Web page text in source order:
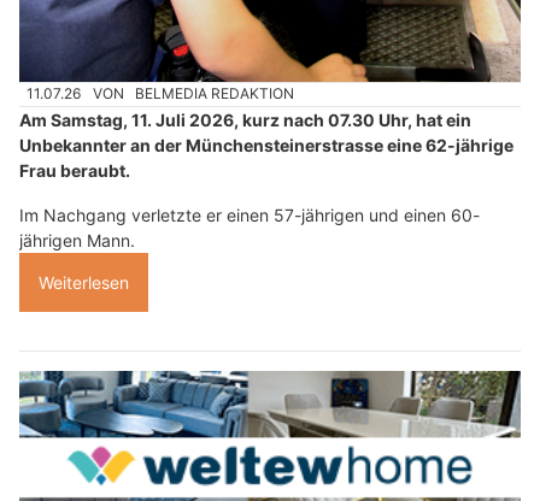
11.07.26 VON BELMEDIA REDAKTION
Am Samstag, 11. Juli 2026, kurz nach 07.30 Uhr, hat ein
Unbekannter an der Münchensteinerstrasse eine 62-jährige
Frau beraubt.
Im Nachgang verletzte er einen 57-jährigen und einen 60-
jährigen Mann.
Weiterlesen